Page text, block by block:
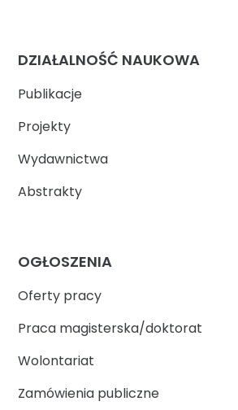
DZIAŁALNOŚĆ NAUKOWA
Publikacje
Projekty
Wydawnictwa
Abstrakty
OGŁOSZENIA
Oferty pracy
Praca magisterska/doktorat
Wolontariat
Zamówienia publiczne